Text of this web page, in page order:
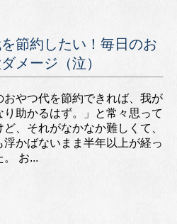
節約したい！毎日のお
メージ（泣）
おやつ代を節約できれば、我が
り助かるはず。」と常々思って
ど、それがなかなか難しくて、
浮かばないまま半年以上が経っ
。 お...